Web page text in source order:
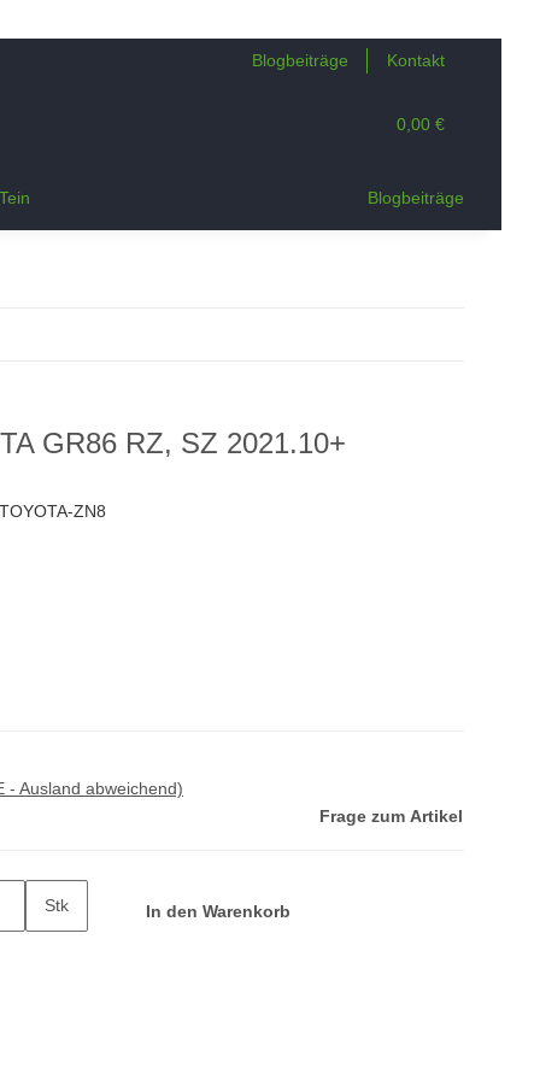
Blogbeiträge Kontakt
0,00 €
Blogbeiträge
GR86 RZ, SZ 2021.10+
ZN8
- Ausland abweichend)
Frage zum Artikel
Stk In den Warenkorb